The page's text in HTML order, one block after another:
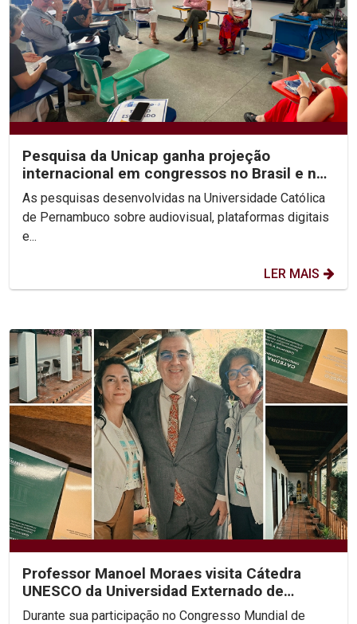
Pesquisa da Unicap ganha projeção
internacional em congressos no Brasil e no
México
As pesquisas desenvolvidas na Universidade Católica
de Pernambuco sobre audiovisual, plataformas digitais
e...
LER MAIS
Professor Manoel Moraes visita Cátedra
UNESCO da Universidad Externado de
Colombia
Durante sua participação no Congresso Mundial de